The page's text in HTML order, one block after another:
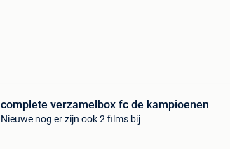
complete verzamelbox fc de kampioenen
Nieuwe nog er zijn ook 2 films bij